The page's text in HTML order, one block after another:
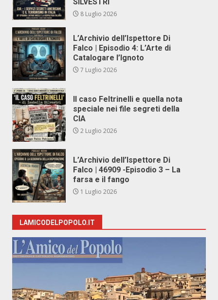
8 Luglio 2026
L’Archivio dell’Ispettore Di
Falco | Episodio 4: L’Arte di
Catalogare l’Ignoto
7 Luglio 2026
Il caso Feltrinelli e quella nota
speciale nei file segreti della
CIA
2 Luglio 2026
L’Archivio dell’Ispettore Di
Falco | 46909 -Episodio 3 – La
farsa e il fango
1 Luglio 2026
LAMICODELPOPOLO.IT